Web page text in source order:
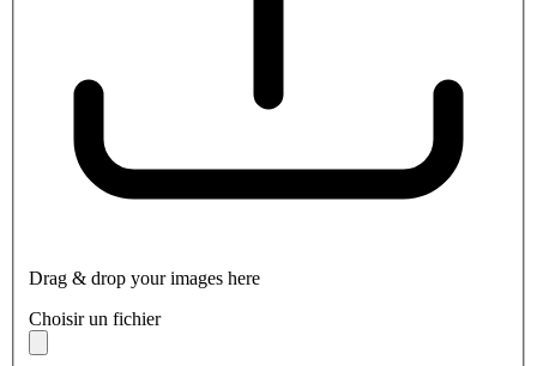
Drag & drop your images here
Choisir un fichier